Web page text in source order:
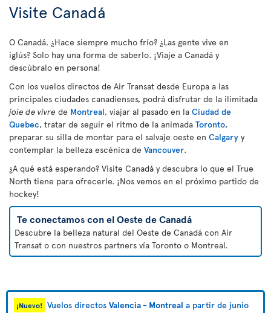
Visite Canadá
O Canadá. ¿Hace siempre mucho frío? ¿Las gente vive en
iglús? Solo hay una forma de saberlo. ¡Viaje a Canadá y
descúbralo en persona!
Con los vuelos directos de Air Transat desde Europa a las
principales ciudades canadienses, podrá disfrutar de la ilimitada
joie de vivre de Montreal, viajar al pasado en la Ciudad de
Quebec, tratar de seguir el ritmo de la animada Toronto,
preparar su silla de montar para el salvaje oeste en Calgary y
contemplar la belleza escénica de Vancouver.
¿A qué está esperando? Visite Canadá y descubra lo que el True
North tiene para ofrecerle. ¡Nos vemos en el próximo partido de
hockey!
Te conectamos con el Oeste de Canadá
Descubre la belleza natural del Oeste de Canadá con Air
Transat o con nuestros partners vía Toronto o Montreal.
¡Nuevo! Vuelos directos Valencia - Montreal a partir de junio